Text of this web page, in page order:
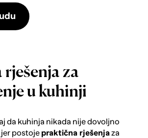
rješenja za
u kuhinji
da kuhinja nikada nije dovoljno
postoje praktična rješenjaza